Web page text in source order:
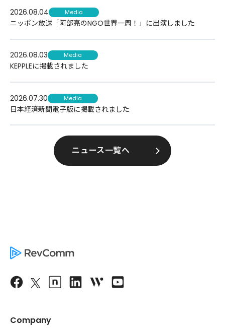
2026.08.04 Media
ニッポン放送「阿部亮のNGO世界一周！」に出演しました
2026.08.03 Media
KEPPLEに掲載されました
2026.07.30 Media
日本経済新聞電子版に掲載されました
ニュース一覧へ
Company